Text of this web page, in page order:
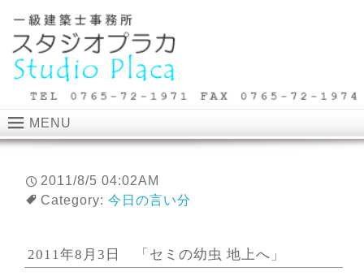
MENU
2011/8/5 04:02AM
Category: 今日の言い分
2011年8月3日 「セミの幼虫 地上へ」